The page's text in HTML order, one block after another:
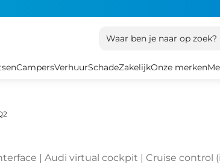
Waar ben je naar op zoek?
CampersVerhuurSchadeZakelijkOnze merken
| Audi virtual cockpit | Cruise control